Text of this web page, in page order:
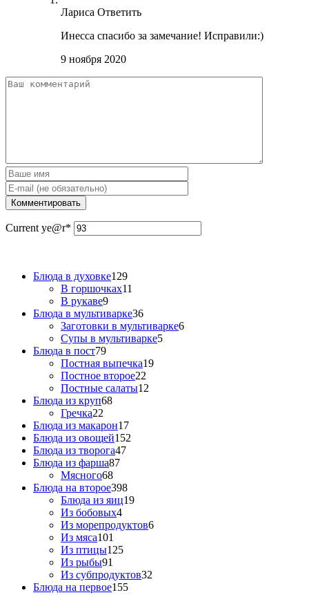
Лариса Ответить
Инесса спасибо за замечание! Исправили:)
9 ноября 2020
Current ye@r*
Блюда в духовке129
В горшочках11
В рукаве9
Блюда в мультиварке36
Заготовки в мультиварке6
Супы в мультиварке5
Блюда в пост79
Постная выпечка19
Постное второе22
Постные салаты12
Блюда из круп68
Гречка22
Блюда из макарон17
Блюда из овощей152
Блюда из творога47
Блюда из фарша87
Мясного68
Блюда на второе398
Блюда из яиц19
Из бобовых4
Из морепродуктов6
Из мяса101
Из птицы125
Из рыбы91
Из субпродуктов32
Блюда на первое155